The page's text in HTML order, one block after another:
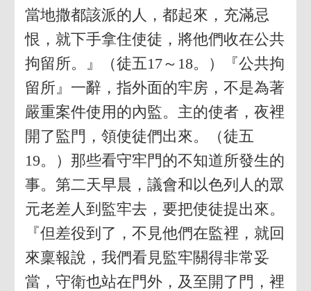
當地撒都該派的人，都起來，充滿忌
恨，就下手拿住使徒，將他們收在公共
拘留所。』（徒五17～18。）『公共拘
留所』一辭，指外面的牢房，不是為著
嚴重案件使用的內監。主的使者，夜裡
開了監門，領使徒們出來。（徒五
19。）那些看守牢門的不知道所發生的
事。第二天早晨，議會和以色列人的眾
元老差人到監牢去，要把使徒提出來。
『但差役到了，不見他們在監裡，就回
來稟報說，我們看見監牢關得非常妥
當，守衛也站在門外，及至開了門，裡